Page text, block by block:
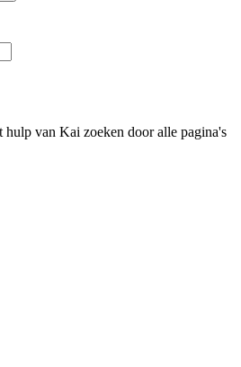
hulp van Kai zoeken door alle pagina's